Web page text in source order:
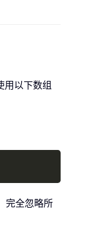
用以下数组
完全忽略所